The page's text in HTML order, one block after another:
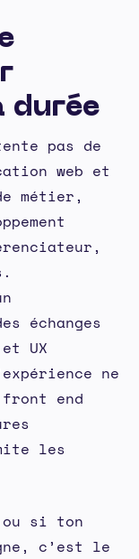
durée
pas de
web et
métier,
échanges
UX
ne
front end
les
si ton
c’est le